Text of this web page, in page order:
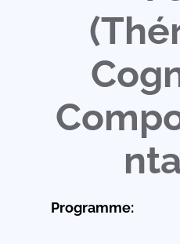
Programme: